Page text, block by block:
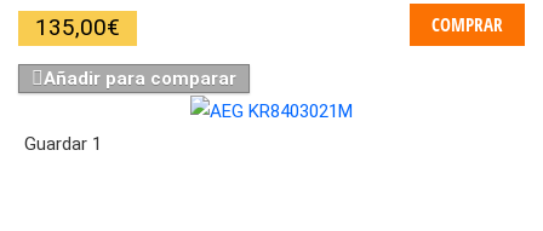
135,00€ COMPRAR
Añadir para comparar
Guardar 1